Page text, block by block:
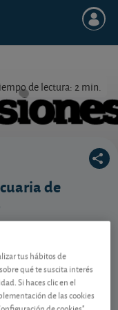
de lectura: 2 min.
de
de
SOCIOS
tus hábitos de
qué te suscita interés
Si haces clic en el
de las cookies